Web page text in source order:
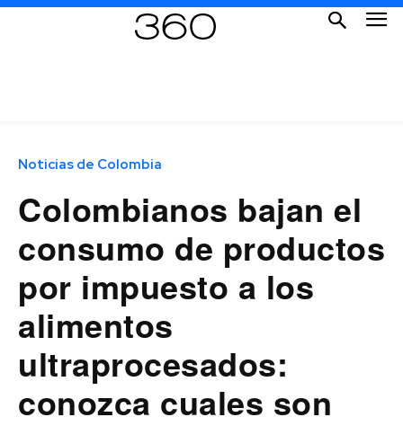
Noticias de Colombia
Colombianos bajan el
consumo de productos
por impuesto a los
alimentos
ultraprocesados:
conozca cuales son